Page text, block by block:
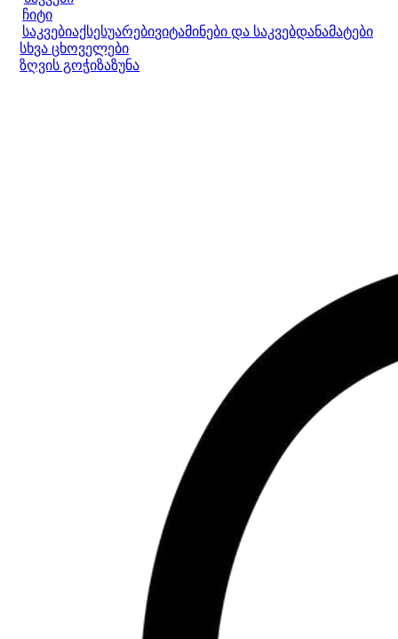
ჩიტი
საკვებიაქსესუარებივიტამინები და საკვებდანამატები
სხვა ცხოველები
ზღვის გოჭიზაზუნა